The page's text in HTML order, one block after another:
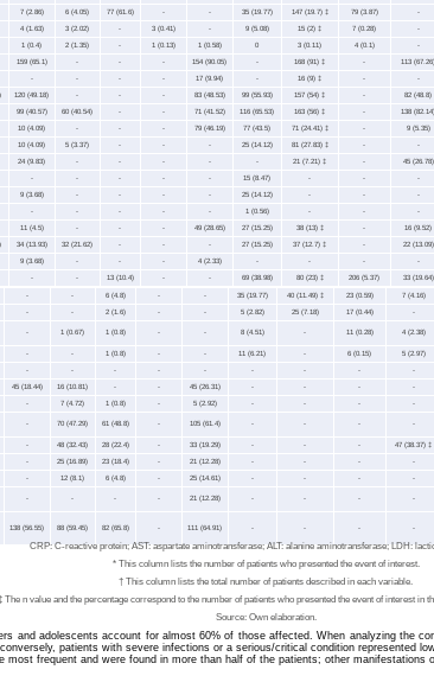
7 (2.86) 6 (4.05) 77 (61.6) - - 35 (19.77) 147 (19.7) ‡ 79 (3.87) -
4 (1.63) 3 (2.02) - 3 (0.41) - 9 (5.08) 15 (2) ‡ 7 (0.28) -
1 (0.4) 2 (1.35) - 1 (0.13) 1 (0.58) 0 3 (0.11) 4 (0.1) -
159 (65.1) - - - 154 (90.05) - 168 (91) ‡ - 113 (67.26)
- - - - 17 (9.94) - 16 (9) ‡ - -
120 (49.18) - - - 83 (48.53) 99 (55.93) 157 (54) ‡ - 82 (48.8)
99 (40.57) 60 (40.54) - - 71 (41.52) 116 (65.53) 163 (56) ‡ - 138 (82.14)
10 (4.09) - - - 79 (46.19) 77 (43.5) 71 (24.41) ‡ - 9 (5.35)
10 (4.09) 5 (3.37) - - - 25 (14.12) 81 (27.83) ‡ - -
24 (9.83) - - - - - 21 (7.21) ‡ - 45 (26.78)
- - - - - 15 (8.47) - - -
9 (3.68) - - - - 25 (14.12) - - -
- - - - - 1 (0.56) - - -
11 (4.5) - - - 49 (28.65) 27 (15.25) 38 (13) ‡ - 16 (9.52)
34 (13.93) 32 (21.62) - - - 27 (15.25) 37 (12.7) ‡ - 22 (13.09)
9 (3.68) - - - 4 (2.33) - - - -
- - 13 (10.4) - - 69 (38.98) 80 (23) ‡ 206 (5.37) 33 (19.64)
- - 6 (4.8) - - 35 (19.77) 40 (11.49) ‡ 23 (0.59) 7 (4.16)
- - 2 (1.6) - - 5 (2.82) 25 (7.18) 17 (0.44) -
- 1 (0.67) 1 (0.8) - - 8 (4.51) - 11 (0.28) 4 (2.38)
- - 1 (0.8) - - 11 (6.21) - 6 (0.15) 5 (2.97)
- - - - - - - - -
45 (18.44) 16 (10.81) - - 45 (26.31) - - - -
- 7 (4.72) 1 (0.8) - 5 (2.92) - - - -
- 70 (47.29) 61 (48.8) - 105 (61.4) - - - -
- 48 (32.43) 28 (22.4) - 33 (19.29) - - - 47 (38.37) ‡
- 25 (16.89) 23 (18.4) - 21 (12.28) - - - -
- 12 (8.1) 6 (4.8) - 25 (14.61) - - - -
- - - - 21 (12.28) - - - -
138 (56.55) 88 (59.45) 82 (65.8) - 111 (64.91) - - - -
CRP: C-reactive protein; AST: aspartate aminotransferase; ALT: alanine aminotransferase; LDH:
* This column lists the number of patients who presented the event of interest.
† This column lists the total number of patients described in each variable.
The n value and the percentage correspond to the number of patients who presented the event of interest in
Source: Own elaboration.
and adolescents account for almost 60% of those affected. When analyzing the
patients with severe infections or a serious/critical condition represented
frequent and were found in more than half of the patients; other manifestations